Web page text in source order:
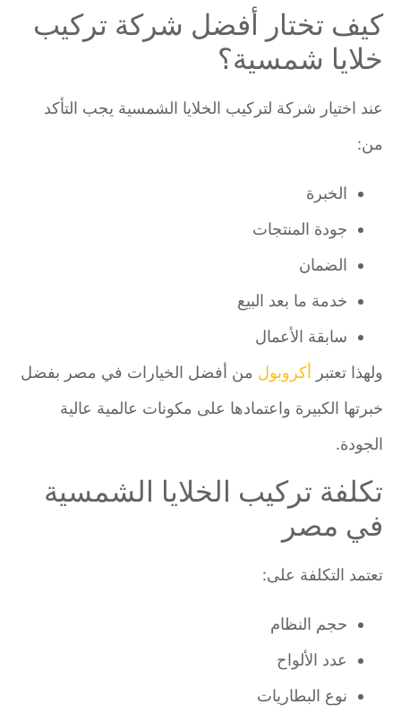
كيف تختار أفضل شركة تركيب
خلايا شمسية؟
عند اختيار شركة لتركيب الخلايا الشمسية يجب التأكد
من:
الخبرة
جودة المنتجات
الضمان
خدمة ما بعد البيع
سابقة الأعمال
ولهذا تعتبرأكروبولمن أفضل الخيارات في مصر بفضل
خبرتها الكبيرة واعتمادها على مكونات عالمية عالية
الجودة.
تكلفة تركيب الخلايا الشمسية
في مصر
تعتمد التكلفة على:
حجم النظام
عدد الألواح
نوع البطاريات